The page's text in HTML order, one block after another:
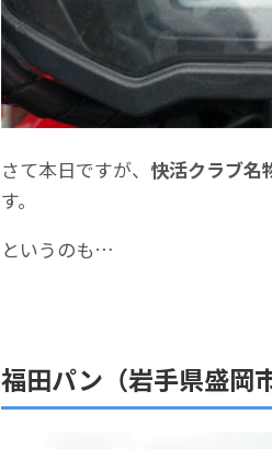
さて本日ですが、 快活クラブ名
す。
というのも…
福田パン（岩手県盛岡市